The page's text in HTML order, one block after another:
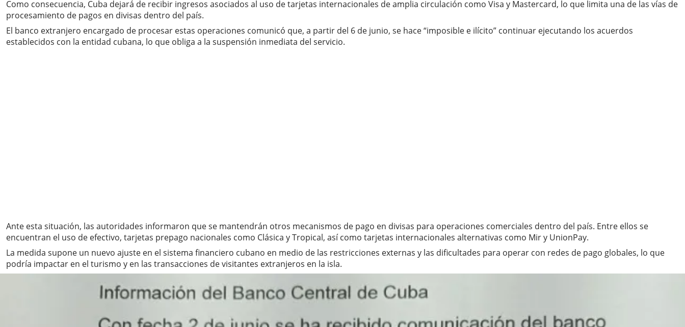
Como consecuencia, Cuba dejará de recibir ingresos asociados al uso de tarjetas internacionales de amplia circulación como Visa y Mastercard, lo que limita una de las vías de
procesamiento de pagos en divisas dentro del país.
El banco extranjero encargado de procesar estas operaciones comunicó que, a partir del 6 de junio, se hace “imposible e ilícito” continuar ejecutando los acuerdos
establecidos con la entidad cubana, lo que obliga a la suspensión inmediata del servicio.
Ante esta situación, las autoridades informaron que se mantendrán otros mecanismos de pago en divisas para operaciones comerciales dentro del país. Entre ellos se
encuentran el uso de efectivo, tarjetas prepago nacionales como Clásica y Tropical, así como tarjetas internacionales alternativas como Mir y UnionPay.
La medida supone un nuevo ajuste en el sistema financiero cubano en medio de las restricciones externas y las dificultades para operar con redes de pago globales, lo que
podría impactar en el turismo y en las transacciones de visitantes extranjeros en la isla.